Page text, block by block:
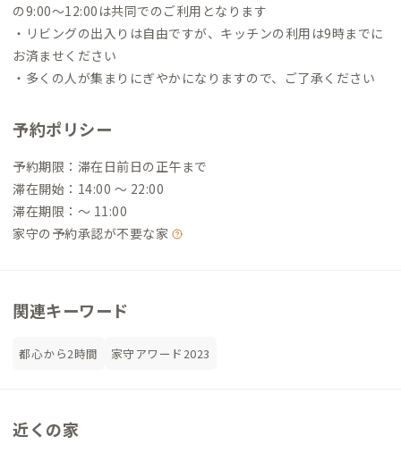
の9:00～12:00は共同でのご利用となります
・リビングの出入りは自由ですが、キッチンの利用は9時までに
お済ませください
・多くの人が集まりにぎやかになりますので、ご了承ください
予約ポリシー
予約期限：滞在日前日の正午まで
滞在開始：14:00 〜 22:00
滞在期限：〜 11:00
家守の予約承認が不要な家
関連キーワード
都心から2時間 家守アワード2023
近くの家